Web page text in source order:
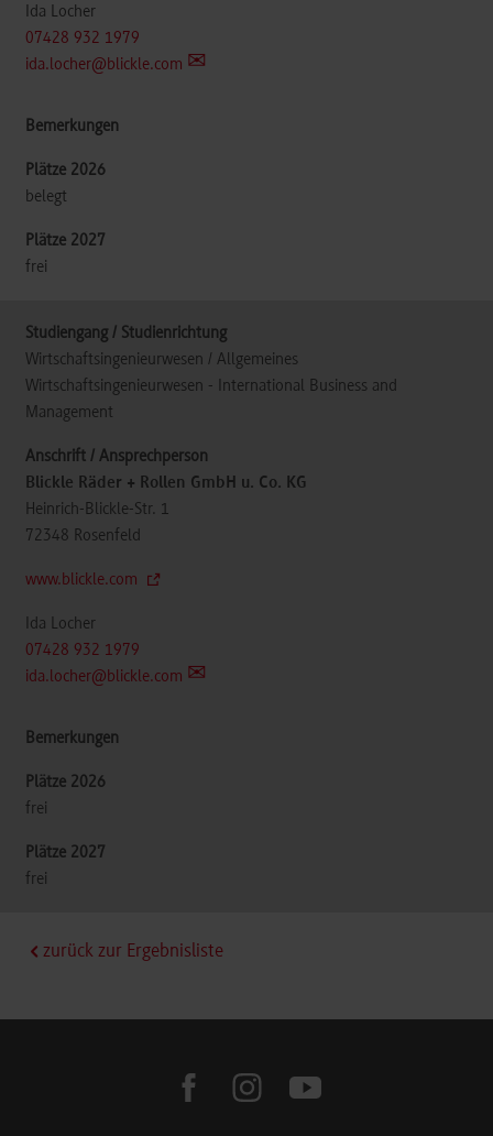
Ida Locher
07428 932 1979
ida.locher@blickle.com
belegt
frei
Wirtschaftsingenieurwesen / Allgemeines
Wirtschaftsingenieurwesen - International Business and
Management
Blickle Räder + Rollen GmbH u. Co. KG
Heinrich-Blickle-Str. 1
72348 Rosenfeld
www.blickle.com
Ida Locher
07428 932 1979
ida.locher@blickle.com
frei
frei
zurück zur Ergebnisliste
facebookinstagramyoutube